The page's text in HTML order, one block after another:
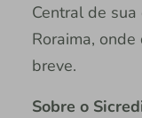
Central de
Roraima,
breve.
Sobre o